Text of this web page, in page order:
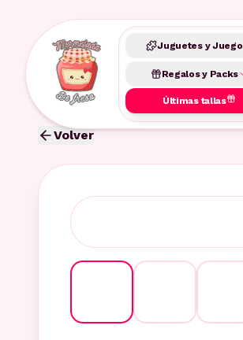
Juguetes y Juego
Regalos y Packs
Últimas tallas
Volver